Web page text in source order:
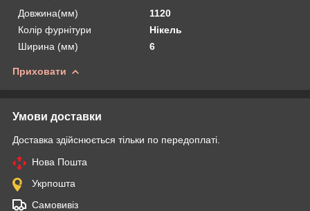
Довжина(мм)
1120
Колір фурнітури
Нікель
Ширина (мм)
6
Приховати
Умови доставки
Доставка здійснюється тільки по передоплаті.
Нова Пошта
Укрпошта
Самовивіз